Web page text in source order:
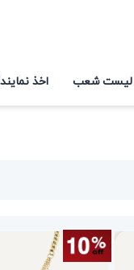
لیست شعب اخذ